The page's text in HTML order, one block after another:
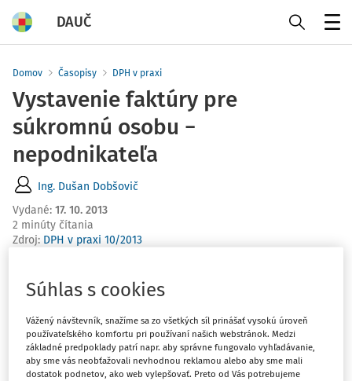
DAUČ
Domov Časopisy DPH v praxi
Vystavenie faktúry pre
súkromnú osobu −
nepodnikateľa
Ing. Dušan Dobšovič
Vydané: 17. 10. 2013
2 minúty čítania
Zdroj: DPH v praxi 10/2013
vedieť, aké náležitosti má mať faktúra, ktorú vystavím
adresa (keďže nemá IČO, DIČ...)? Niektorí zákazníci
(nepodnikatelia) chcú od nás brať tovar na faktúru.
Môžem im vystaviť faktúru?
Súhlas s cookies
Vážený návštevník, snažíme sa zo všetkých síl prinášať vysokú úroveň
používateľského komfortu pri používaní našich webstránok. Medzi
základné predpoklady patrí napr. aby správne fungovalo vyhľadávanie,
aby sme vás neobťažovali nevhodnou reklamou alebo aby sme mali
dostatok podnetov, ako web vylepšovať. Preto od Vás potrebujeme